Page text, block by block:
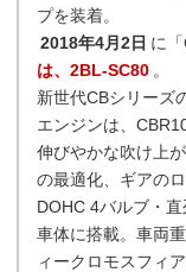
プを装着。
2018年4月2日 に
は、2BL-SC80 。
新世代CBシリーズ
エンジンは、
伸びやかな吹け上
の最適化、ギアの
DOHC 4バルブ・
車体に搭載。車両
ィークロモスフィ